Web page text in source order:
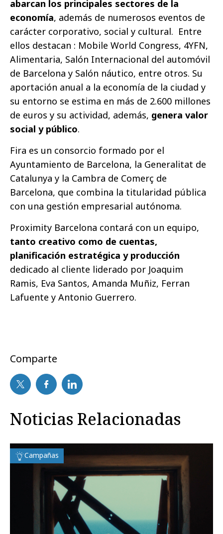
abarcan los principales sectores de la
economía, además de numerosos eventos de
carácter corporativo, social y cultural. Entre
ellos destacan : Mobile World Congress, 4YFN,
Alimentaria, Salón Internacional del automóvil
de Barcelona y Salón náutico, entre otros. Su
aportación anual a la economía de la ciudad y
su entorno se estima en más de 2.600 millones
de euros y su actividad, además, genera valor
social y público.
Fira es un consorcio formado por el
Ayuntamiento de Barcelona, la Generalitat de
Catalunya y la Cambra de Comerç de
Barcelona, que combina la titularidad pública
con una gestión empresarial autónoma.
Proximity Barcelona contará con un equipo,
tanto creativo como de cuentas,
planificación estratégica y producción
dedicado al cliente liderado por Joaquim
Ramis, Eva Santos, Amanda Muñiz, Ferran
Lafuente y Antonio Guerrero.
Comparte
Noticias Relacionadas
Campañas